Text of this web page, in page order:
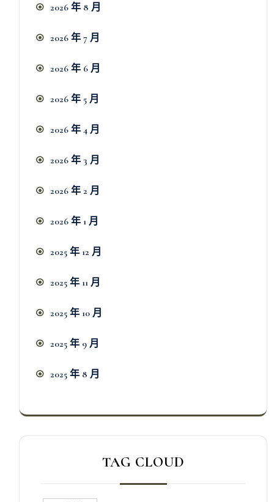
2026 年 8 月
2026 年 7 月
2026 年 6 月
2026 年 5 月
2026 年 4 月
2026 年 3 月
2026 年 2 月
2026 年 1 月
2025 年 12 月
2025 年 11 月
2025 年 10 月
2025 年 9 月
2025 年 8 月
TAG CLOUD